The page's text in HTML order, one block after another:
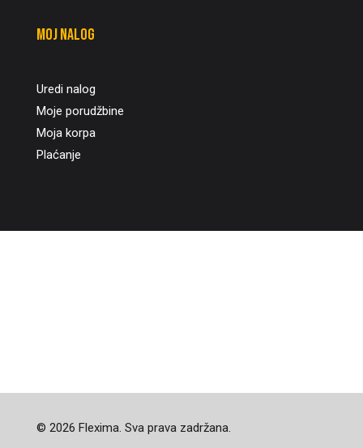
Moj nalog
Uredi nalog
Moje porudžbine
Moja korpa
Plaćanje
© 2026 Flexima. Sva prava zadržana.